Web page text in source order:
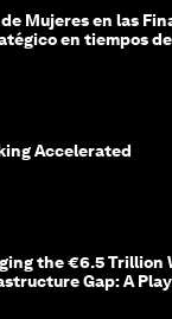
Mujeres en las
en tiempos
Accelerated
the €6.5 Trillion
Gap: A